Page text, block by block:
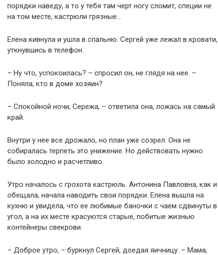
порядки наведу, а то у тебя там черт ногу сломит, специи не
на том месте, кастрюли грязные…
Елена кивнула и ушла в спальню. Сергей уже лежал в кровати,
уткнувшись в телефон.
– Ну что, успокоилась? – спросил он, не глядя на нее. –
Поняла, кто в доме хозяин?
– Спокойной ночи, Сережа, – ответила она, ложась на самый
край.
Внутри у нее все дрожало, но план уже созрел. Она не
собиралась терпеть это унижение. Но действовать нужно
было холодно и расчетливо.
Утро началось с грохота кастрюль. Антонина Павловна, как и
обещала, начала наводить свои порядки. Елена вышла на
кухню и увидела, что ее любимые баночки с чаем сдвинуты в
угол, а на их месте красуются старые, побитые жизнью
контейнеры свекрови.
– Доброе утро, – буркнул Сергей, доедая яичницу. – Мама,